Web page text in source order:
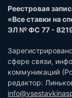
Реестровая
«Все ставки на
ЭЛ № ФС 77 -
сфере связи,
коммуникаций
редактор: